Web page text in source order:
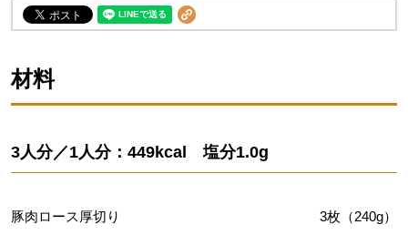
材料
3人分／1人分：449kcal 塩分1.0g
豚肉ロース厚切り 3枚（240g）